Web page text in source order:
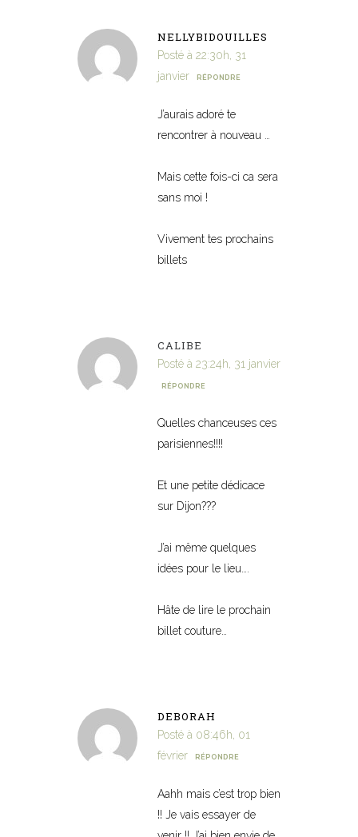
NELLYBIDOUILLES
Posté à 22:30h, 31
janvier
RÉPONDRE
J’aurais adoré te
rencontrer à nouveau …
Mais cette fois-ci ca sera
sans moi !
Vivement tes prochains
billets
CALIBE
Posté à 23:24h, 31 janvier
RÉPONDRE
Quelles chanceuses ces
parisiennes!!!!
Et une petite dédicace
sur Dijon???
J’ai même quelques
idées pour le lieu….
Hâte de lire le prochain
billet couture…
DEBORAH
Posté à 08:46h, 01
février
RÉPONDRE
Aahh mais c’est trop bien
!! Je vais essayer de